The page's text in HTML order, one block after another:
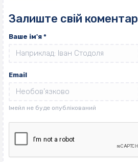
Залиште свій коментар
Ваше ім'я *
Email